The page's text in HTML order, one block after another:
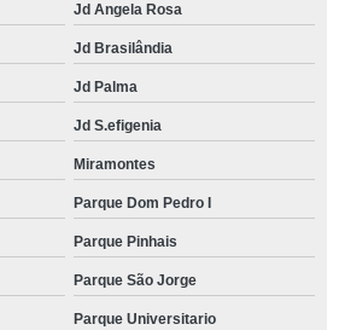
Jd Angela Rosa
Jd Brasilândia
Jd Palma
Jd S.efigenia
Miramontes
Parque Dom Pedro I
Parque Pinhais
Parque São Jorge
Parque Universitario